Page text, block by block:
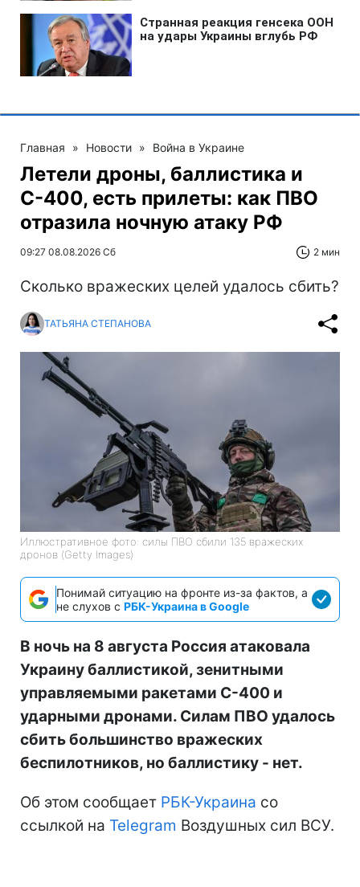
Главная » Новости » Война в Украине
Летели дроны, баллистика и
С-400, есть прилеты: как ПВО
отразила ночную атаку РФ
09:27 08.08.2026 Сб 2 мин
Сколько вражеских целей удалось сбить?
ТАТЬЯНА СТЕПАНОВА
Иллюстративное фото: силы ПВО сбили 135 вражеских
дронов (Getty Images)
Понимай ситуацию на фронте из-за фактов, а
не слухов с РБК-Украина в Google
В ночь на 8 августа Россия атаковала
Украину баллистикой, зенитными
управляемыми ракетами С-400 и
ударными дронами. Силам ПВО удалось
сбить большинство вражеских
беспилотников, но баллистику - нет.
Об этом сообщает РБК-Украина со
ссылкой на Telegram Воздушных сил ВСУ.